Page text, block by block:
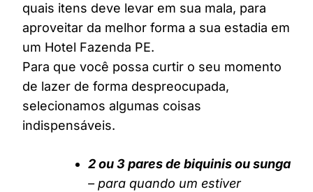
quais itens deve levar em sua mala, para
aproveitar da melhor forma a sua estadia em
um Hotel Fazenda PE.
Para que você possa curtir o seu momento
de lazer de forma despreocupada,
selecionamos algumas coisas
indispensáveis.
2 ou 3 pares de biquinis ou sunga
– para quando um estiver